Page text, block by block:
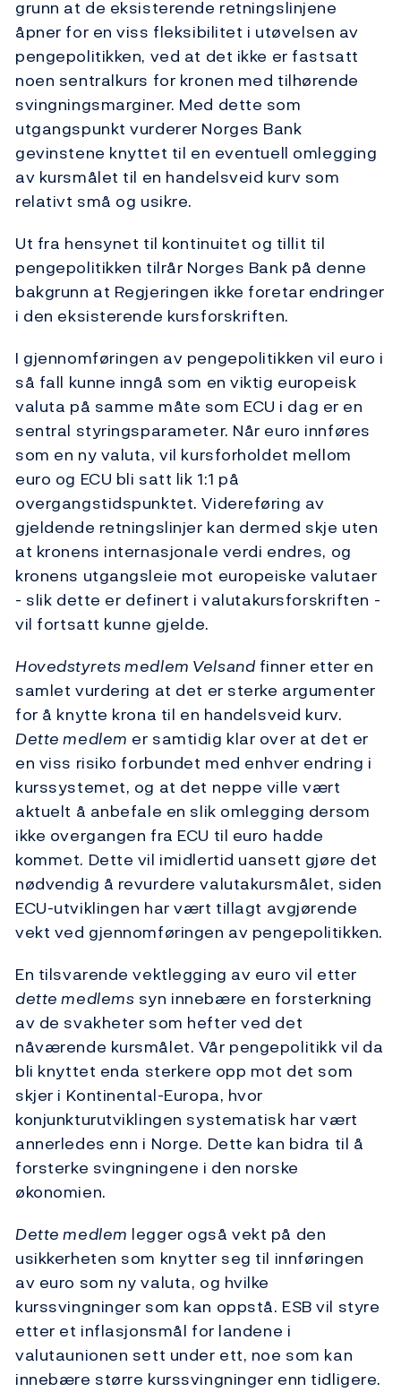
grunn at de eksisterende retningslinjene
åpner for en viss fleksibilitet i utøvelsen av
pengepolitikken, ved at det ikke er fastsatt
noen sentralkurs for kronen med tilhørende
svingningsmarginer. Med dette som
utgangspunkt vurderer Norges Bank
gevinstene knyttet til en eventuell omlegging
av kursmålet til en handelsveid kurv som
relativt små og usikre.
Ut fra hensynet til kontinuitet og tillit til
pengepolitikken tilrår Norges Bank på denne
bakgrunn at Regjeringen ikke foretar endringer
i den eksisterende kursforskriften.
I gjennomføringen av pengepolitikken vil euro i
så fall kunne inngå som en viktig europeisk
valuta på samme måte som ECU i dag er en
sentral styringsparameter. Når euro innføres
som en ny valuta, vil kursforholdet mellom
euro og ECU bli satt lik 1:1 på
overgangstidspunktet. Videreføring av
gjeldende retningslinjer kan dermed skje uten
at kronens internasjonale verdi endres, og
kronens utgangsleie mot europeiske valutaer
- slik dette er definert i valutakursforskriften -
vil fortsatt kunne gjelde.
Hovedstyrets medlem Velsand finner etter en
samlet vurdering at det er sterke argumenter
for å knytte krona til en handelsveid kurv.
Dette medlem er samtidig klar over at det er
en viss risiko forbundet med enhver endring i
kurssystemet, og at det neppe ville vært
aktuelt å anbefale en slik omlegging dersom
ikke overgangen fra ECU til euro hadde
kommet. Dette vil imidlertid uansett gjøre det
nødvendig å revurdere valutakursmålet, siden
ECU-utviklingen har vært tillagt avgjørende
vekt ved gjennomføringen av pengepolitikken.
En tilsvarende vektlegging av euro vil etter
dette medlems syn innebære en forsterkning
av de svakheter som hefter ved det
nåværende kursmålet. Vår pengepolitikk vil da
bli knyttet enda sterkere opp mot det som
skjer i Kontinental-Europa, hvor
konjunkturutviklingen systematisk har vært
annerledes enn i Norge. Dette kan bidra til å
forsterke svingningene i den norske
økonomien.
Dette medlem legger også vekt på den
usikkerheten som knytter seg til innføringen
av euro som ny valuta, og hvilke
kurssvingninger som kan oppstå. ESB vil styre
etter et inflasjonsmål for landene i
valutaunionen sett under ett, noe som kan
innebære større kurssvingninger enn tidligere.